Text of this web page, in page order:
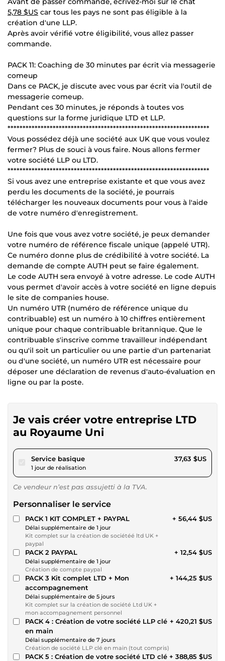
5,78 $US car tous les pays ne sont pas éligible à la
création d'une LLP.
Après avoir vérifié votre éligibilité, vous allez passer
commande.
PACK 11: Coaching de 30 minutes par écrit via messagerie
comeup
Dans ce PACK, je discute avec vous par écrit via l'outil de
messagerie comeup.
Pendant ces 30 minutes, je réponds à toutes vos
questions sur la forme juridique LTD et LLP.
*******************************************************************
Vous possédez déjà une société aux UK que vous voulez
fermer? Plus de souci à vous faire. Nous allons fermer
votre société LLP ou LTD.
*******************************************************************
Si vous avez une entreprise existante et que vous avez
perdu les documents de la société, je pourrais
télécharger les nouveaux documents pour vous à l'aide
de votre numéro d'enregistrement.
Une fois que vous avez votre société, je peux demander
votre numéro de référence fiscale unique (appelé UTR).
Ce numéro donne plus de crédibilité à votre société. La
demande de compte AUTH peut se faire également.
Le code AUTH sera envoyé à votre adresse. Le code AUTH
vous permet d'avoir accès à votre société en ligne depuis
le site de companies house.
Un numéro UTR (numéro de référence unique du
contribuable) est un numéro à 10 chiffres entièrement
unique pour chaque contribuable britannique. Que le
contribuable s'inscrive comme travailleur indépendant
ou qu'il soit un particulier ou une partie d'un partenariat
ou d'une société, un numéro UTR est nécessaire pour
déposer une déclaration de revenus d'auto-évaluation en
ligne ou par la poste.
Je vais créer votre entreprise LTD
au Royaume Uni
Service basiquepour 34,68 $US
1 jour de réalisation
37,63 $US
Ce vendeur n’est pas assujetti à la TVA.
Personnaliser le service
PACK 1 KIT COMPLET + PAYPAL
Délai supplémentaire de 1 jour
Kit complet sur la création de sociétéé ltd UK +
paypal
+ 56,44 $US
PACK 2 PAYPAL
Délai supplémentaire de 1 jour
Création de compte paypal
+ 12,54 $US
PACK 3 Kit complet LTD + Mon
accompagnement
Délai supplémentaire de 5 jours
Kit complet sur la création de société Ltd UK +
mon accompagnement personnel
+ 144,25 $US
PACK 4 : Création de votre société LLP clé
en main
Délai supplémentaire de 7 jours
Création de société LLP clé en main (tout compris)
+ 420,21 $US
PACK 5 : Création de votre société LTD clé + 388,85 $US